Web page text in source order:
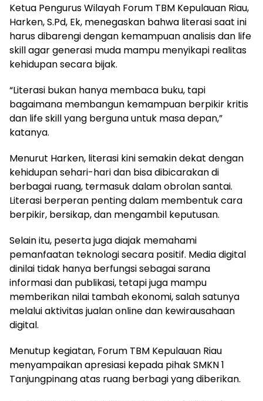
Ketua Pengurus Wilayah Forum TBM Kepulauan Riau,
Harken, S.Pd, Ek, menegaskan bahwa literasi saat ini
harus dibarengi dengan kemampuan analisis dan life
skill agar generasi muda mampu menyikapi realitas
kehidupan secara bijak.
“Literasi bukan hanya membaca buku, tapi
bagaimana membangun kemampuan berpikir kritis
dan life skill yang berguna untuk masa depan,”
katanya.
Menurut Harken, literasi kini semakin dekat dengan
kehidupan sehari-hari dan bisa dibicarakan di
berbagai ruang, termasuk dalam obrolan santai.
Literasi berperan penting dalam membentuk cara
berpikir, bersikap, dan mengambil keputusan.
Selain itu, peserta juga diajak memahami
pemanfaatan teknologi secara positif. Media digital
dinilai tidak hanya berfungsi sebagai sarana
informasi dan publikasi, tetapi juga mampu
memberikan nilai tambah ekonomi, salah satunya
melalui aktivitas jualan online dan kewirausahaan
digital.
Menutup kegiatan, Forum TBM Kepulauan Riau
menyampaikan apresiasi kepada pihak SMKN 1
Tanjungpinang atas ruang berbagi yang diberikan.